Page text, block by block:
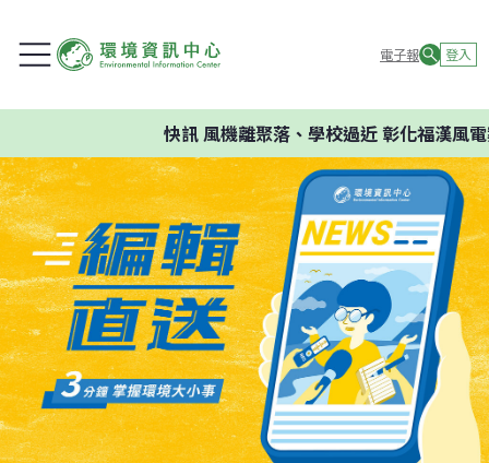
電子報 登入
快訊風機離聚落、學校過近 彰化福漢風電